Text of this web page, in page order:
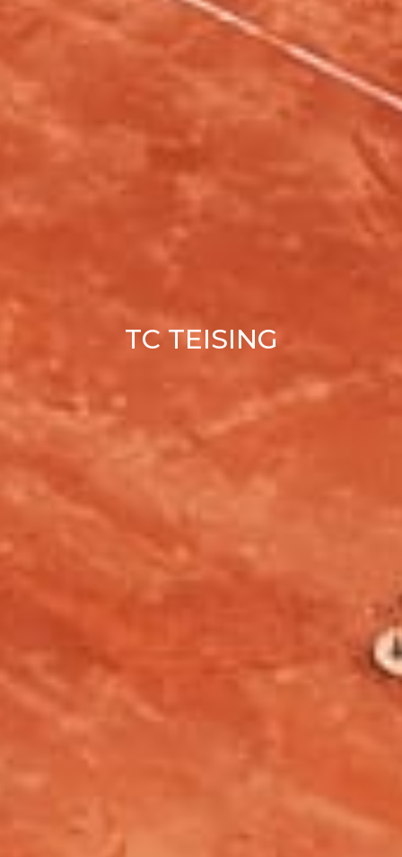
TC TEISING